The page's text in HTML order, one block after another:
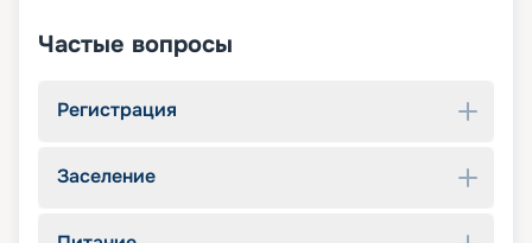
Частые вопросы
Регистрация
Заселение